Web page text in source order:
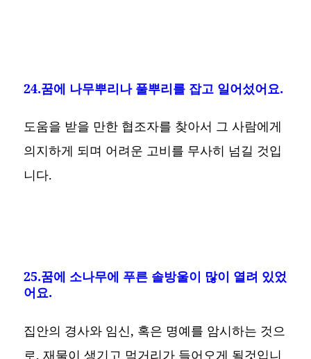
24.꿈에 나무뿌리나 풀뿌리를 잡고 일어섰어요.
도움을 받을 만한 협조자를 찾아서 그 사람에게
의지하게 되며 어려운 고비를 무사히 넘길 것입
니다.
25.꿈에 소나무에 푸른 솔방울이 많이 열려 있었
어요.
집안의 경사와 임신, 혹은 명예를 암시하는 것으
로, 재물이 생기고 먹거리가 들어오게 될것입니